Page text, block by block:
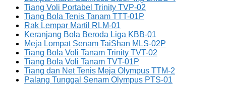
Tiang Voli Portabel Trinity TVP-02
Tiang Bola Tenis Tanam TTT-01P
Rak Lempar Martil RLM-01
Keranjang Bola Beroda Liga KBB-01
Meja Lompat Senam TaiShan MLS-02P
Tiang Bola Voli Tanam Trinity TVT-02
Tiang Bola Voli Tanam TVT-01P
Tiang dan Net Tenis Meja Olympus TTM-2
Palang Tunggal Senam Olympus PTS-01